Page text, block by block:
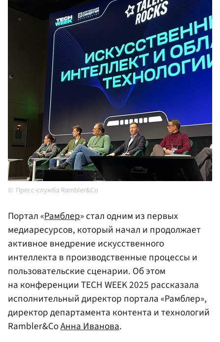
Пресс-служба Rambler&Co
Портал «Рамблер» стал одним из первых
медиаресурсов, который начал и продолжает
активное внедрение искусственного
интеллекта в производственные процессы и
пользовательские сценарии. Об этом
на конференции TECH WEEK 2025 рассказала
исполнительный директор портала «Рамблер»,
директор департамента контента и технологий
Rambler&CoАнна Иванова.